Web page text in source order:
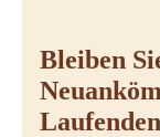
Bleiben
Laufenden